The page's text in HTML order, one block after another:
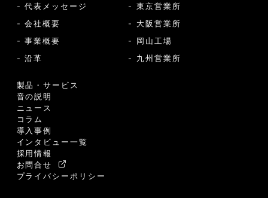
- 代表メッセージ
- 会社概要
- 事業概要
- 沿革
製品・サービス
音の説明
ニュース
コラム
導入事例
インタビュー一覧
採用情報
お問合せ
プライバシーポリシー
- 東京営業所
- 大阪営業所
- 岡山工場
- 九州営業所